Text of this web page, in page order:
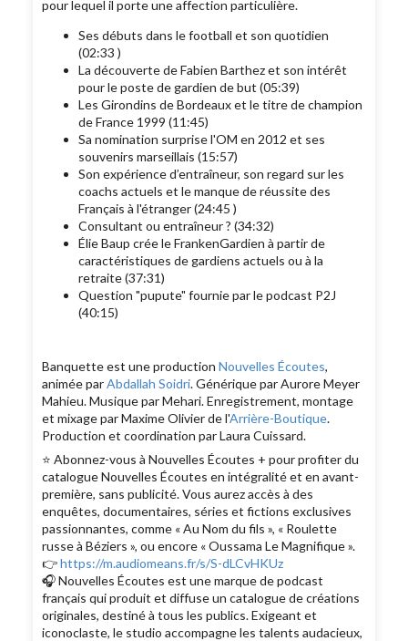
pour lequel il porte une affection particulière.
Ses débuts dans le football et son quotidien
(02:33 )
La découverte de Fabien Barthez et son intérêt
pour le poste de gardien de but (05:39)
Les Girondins de Bordeaux et le titre de champion
de France 1999 (11:45)
Sa nomination surprise l'OM en 2012 et ses
souvenirs marseillais (15:57)
Son expérience d’entraîneur, son regard sur les
coachs actuels et le manque de réussite des
Français à l'étranger (24:45 )
Consultant ou entraîneur ? (34:32)
Élie Baup crée le FrankenGardien à partir de
caractéristiques de gardiens actuels ou à la
retraite (37:31)
Question "pupute" fournie par le podcast P2J
(40:15)
Banquette est une productionNouvelles Écoutes,
animée parAbdallah Soidri. Générique par Aurore Meyer
Mahieu. Musique par Mehari. Enregistrement, montage
et mixage par Maxime Olivier de l'Arrière-Boutique.
Production et coordination par Laura Cuissard.
⭐️ Abonnez-vous à Nouvelles Écoutes + pour profiter du
catalogue Nouvelles Écoutes en intégralité et en avant-
première, sans publicité. Vous aurez accès à des
enquêtes, documentaires, séries et fictions exclusives
passionnantes, comme « Au Nom du fils », « Roulette
russe à Béziers », ou encore « Oussama Le Magnifique ».
👉https://m.audiomeans.fr/s/S-dLCvHKUz
🎧 Nouvelles Écoutes est une marque de podcast
français qui produit et diffuse un catalogue de créations
originales, destiné à tous les publics. Exigeant et
iconoclaste, le studio accompagne les talents audacieux,